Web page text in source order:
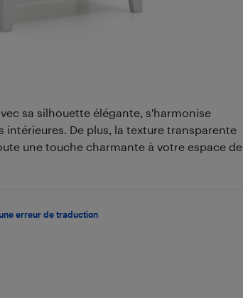
sa silhouette élégante, s'harmonise
De plus, la texture transparente
une touche charmante à votre espace de
erreur de traduction